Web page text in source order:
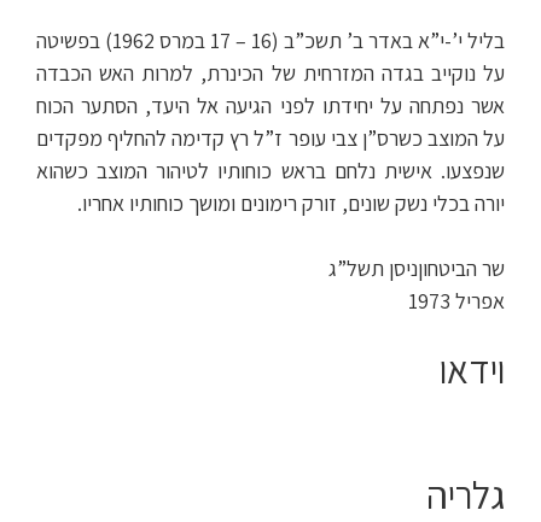
בליל י’-י”א באדר ב’ תשכ”ב (16 – 17 במרס 1962) בפשיטה
על נוקייב בגדה המזרחית של הכינרת, למרות האש הכבדה
אשר נפתחה על יחידתו לפני הגיעה אל היעד, הסתער הכוח
על המוצב כשרס”ן צבי עופר ז”ל רץ קדימה להחליף מפקדים
שנפצעו. אישית נלחם בראש כוחותיו לטיהור המוצב כשהוא
יורה בכלי נשק שונים, זורק רימונים ומושך כוחותיו אחריו.
שר הביטחוןניסן תשל”ג
אפריל 1973
וידאו
גלריה